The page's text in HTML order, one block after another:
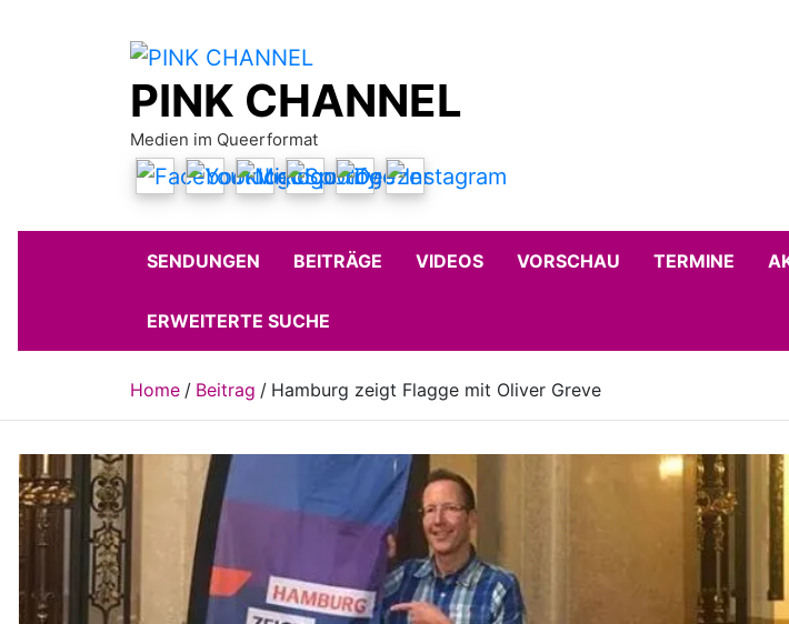
PINK CHANNEL
Medien im Queerformat
SENDUNGEN BEITRÄGE VIDEOS VORSCHAU TERMINE
ERWEITERTE SUCHE
Home Beitrag Hamburg zeigt Flagge mit Oliver Greve